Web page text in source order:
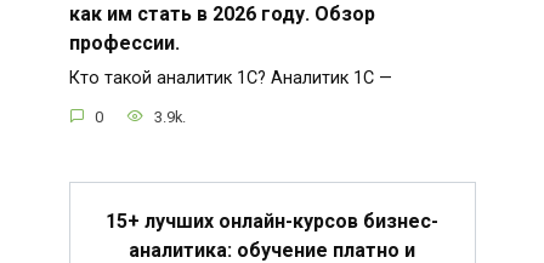
как им стать в 2026 году. Обзор
профессии.
Кто такой аналитик 1С? Аналитик 1С —
0 3.9k.
15+ лучших онлайн-курсов бизнес-
аналитика: обучение платно и